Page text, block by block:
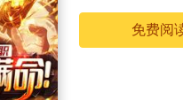
免费阅